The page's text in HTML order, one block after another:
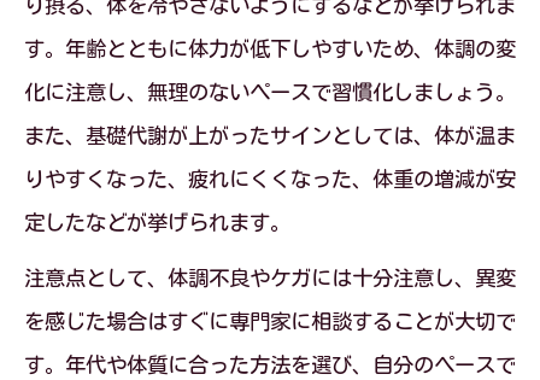
り摂る、体を冷やさないようにするなどが挙げられま
す。年齢とともに体力が低下しやすいため、体調の変
化に注意し、無理のないペースで習慣化しましょう。
また、基礎代謝が上がったサインとしては、体が温ま
りやすくなった、疲れにくくなった、体重の増減が安
定したなどが挙げられます。
注意点として、体調不良やケガには十分注意し、異変
を感じた場合はすぐに専門家に相談することが大切で
す。年代や体質に合った方法を選び、自分のペースで